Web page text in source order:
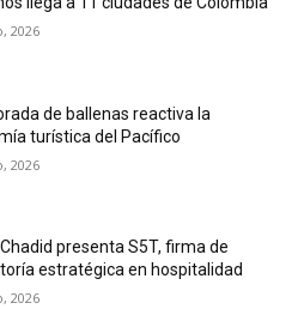
2026
de ballenas reactiva la
turística del Pacífico
2026
presenta S5T, firma de
estratégica en hospitalidad
2026